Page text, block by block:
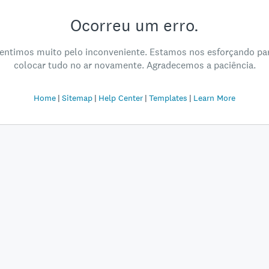
Ocorreu um erro.
muito pelo inconveniente. Estamos nos esforçando
colocar tudo no ar novamente. Agradecemos a paciência.
Home Sitemap Help Center Templates Learn More